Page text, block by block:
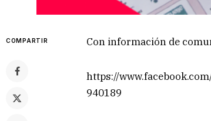
COMPARTIR Con información de
https://
940189